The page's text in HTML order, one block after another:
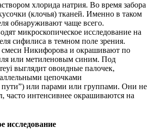
хлорида натрия. Во время забора
(клочья) тканей. Именно в таком
обнаруживают чаще всего.
микроскопическое исследование на
сифилиса в темном поле зрения.
Никифорова и окрашивают по
или метиленовым синим. Под
выглядит овоидные палочек,
цепочками
или парами или группами. Они не
часто интенсивнее окрашиваются на
исследование